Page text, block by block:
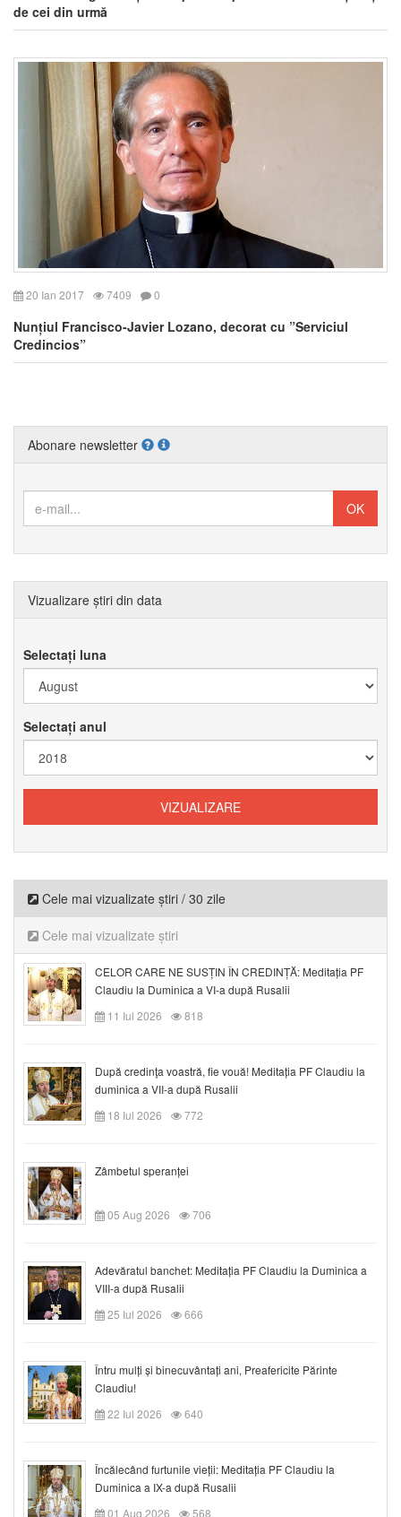
de cei din urmă
20 Ian 2017 7409 0
Nunțiul Francisco-Javier Lozano, decorat cu ”Serviciul
Credincios”
Abonare newsletter
Vizualizare știri din data
Selectați luna
Selectați anul
Cele mai vizualizate știri / 30 zile
Cele mai vizualizate știri
CELOR CARE NE SUSȚIN ÎN CREDINȚĂ: Meditația PF
Claudiu la Duminica a VI-a după Rusalii
11 Iul 2026
818
După credinţa voastră, fie vouă! Meditația PF Claudiu la
duminica a VII-a după Rusalii
18 Iul 2026
772
Zâmbetul speranței
05 Aug 2026 706
Adevăratul banchet: Meditația PF Claudiu la Duminica a
VIII-a după Rusalii
25 Iul 2026
666
Întru mulți și binecuvântați ani, Preafericite Părinte
Claudiu!
22 Iul 2026
640
Încălecând furtunile vieții: Meditația PF Claudiu la
Duminica a IX-a după Rusalii
01 Aug 2026
568